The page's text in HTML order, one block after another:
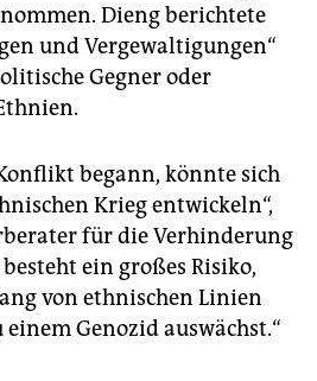
Dieng berichtete
und Vergewaltigungen“
Gegner oder
begann, könnte sich
Krieg entwickeln“,
für die Verhinderung
ein großes Risiko,
von ethnischen Linien
Genozid auswächst.“